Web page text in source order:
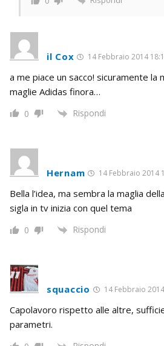
il Cox 14 Febbraio 2014
a me piace un sacco! sicuramente la
maglie Adidas finora…
0 Rispondi
Hernam 14 Febbraio 2014
Bella l’idea, ma sembra la maglia
sigla in tv inizia con quel tema
0 Rispondi
squaccio 14 Febbraio
Capolavoro rispetto alle altre,
parametri.